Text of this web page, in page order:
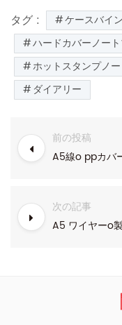
タグ :
ケースバイ
ハードカバーノー
ホットスタンプノ
ダイアリー
前の投稿
A5線o ppカバ
次の記事
A5 ワイヤーo